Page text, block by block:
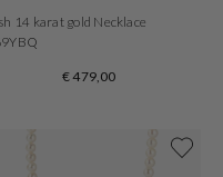
14 karat gold Necklace
€ 479,00